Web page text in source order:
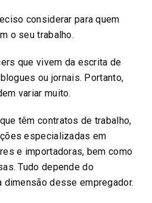
considerar para quem
o seu trabalho.
que vivem da escrita de
ou jornais. Portanto,
variar muito.
têm contratos de trabalho,
especializadas em
e importadoras, bem como
Tudo depende do
desse empregador.